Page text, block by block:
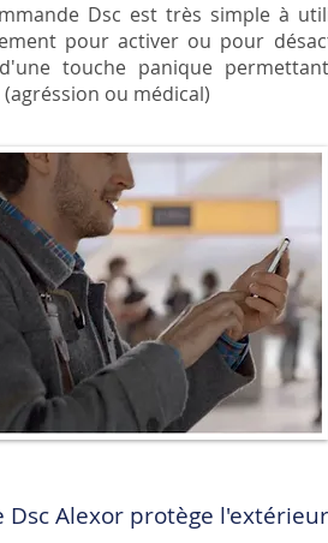
Dsc est très simple à
pour activer ou pour
touche panique
ou médical)
Dsc Alexor protège